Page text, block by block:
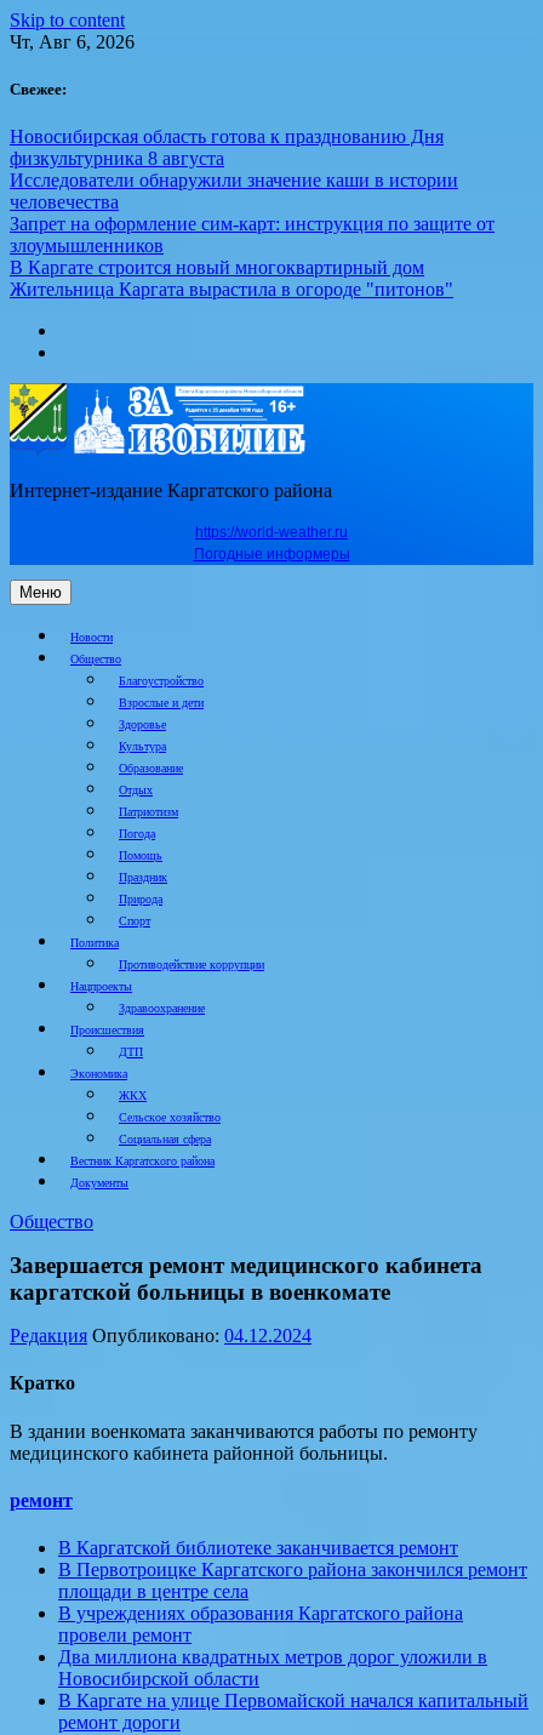
Skip to content
Чт, Авг 6, 2026
Свежее:
Новосибирская область готова к празднованию Дня
физкультурника 8 августа
Исследователи обнаружили значение каши в истории
человечества
Запрет на оформление сим-карт: инструкция по защите от
злоумышленников
В Каргате строится новый многоквартирный дом
Жительница Каргата вырастила в огороде "питонов"
Интернет-издание Каргатского района
https://world-weather.ru
Погодные информеры
Меню
Новости
Общество
Благоустройство
Взрослые и дети
Здоровье
Культура
Образование
Отдых
Патриотизм
Погода
Помощь
Праздник
Природа
Спорт
Политика
Противодействие коррупции
Нацпроекты
Здравоохранение
Происшествия
ДТП
Экономика
ЖКХ
Сельское хозяйство
Социальная сфера
Вестник Каргатского района
Документы
Общество
Завершается ремонт медицинского кабинета
каргатской больницы в военкомате
Редакция Опубликовано: 04.12.2024
Кратко
В здании военкомата заканчиваются работы по ремонту
медицинского кабинета районной больницы.
ремонт
В Каргатской библиотеке заканчивается ремонт
В Первотроицке Каргатского района закончился ремонт
площади в центре села
В учреждениях образования Каргатского района
провели ремонт
Два миллиона квадратных метров дорог уложили в
Новосибирской области
В Каргате на улице Первомайской начался капитальный
ремонт дороги